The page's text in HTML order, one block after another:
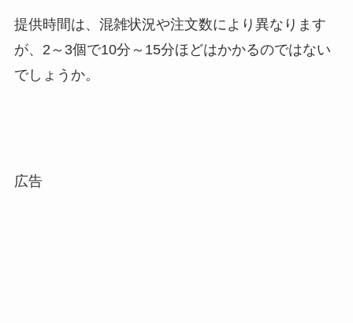
提供時間は、混雑状況や注文数により異なります
が、2～3個で10分～15分ほどはかかるのではない
でしょうか。
広告